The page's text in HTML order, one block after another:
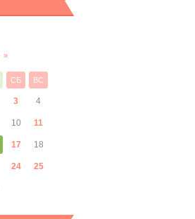
»
СБ ВС
3 4
10 11
17 18
24 25